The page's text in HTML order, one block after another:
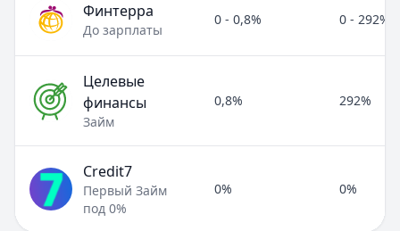
Финтерра
До зарплаты
0 - 0,8% 0 - 292%
Целевые
финансы
Займ
0,8% 292%
Credit7
Первый Займ
под 0%
0% 0%